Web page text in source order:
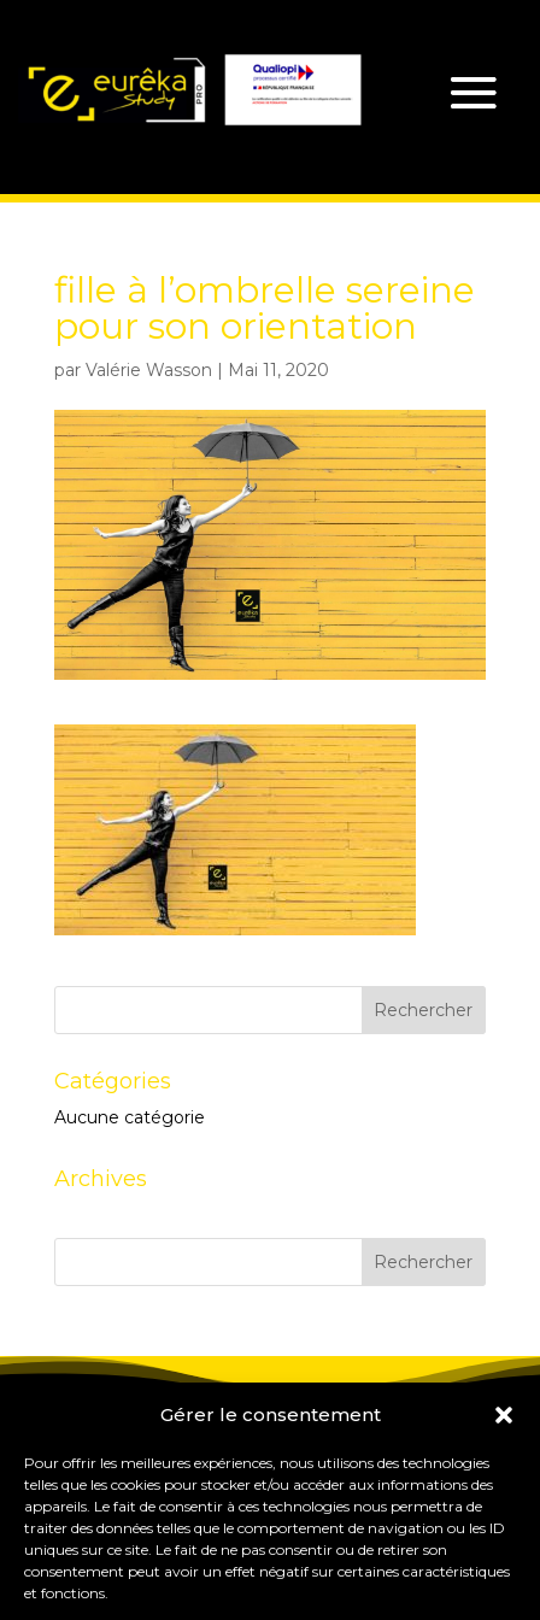
Gérer le consentement
Pour offrir les meilleures expériences, nous utilisons des technologies
telles que les cookies pour stocker et/ou accéder aux informations des
appareils. Le fait de consentir à ces technologies nous permettra de
traiter des données telles que le comportement de navigation ou les ID
uniques sur ce site. Le fait de ne pas consentir ou de retirer son
consentement peut avoir un effet négatif sur certaines caractéristiques
et fonctions.
fille à l’ombrelle sereine
pour son orientation
par Valérie Wasson | Mai 11, 2020
Catégories
Aucune catégorie
Archives